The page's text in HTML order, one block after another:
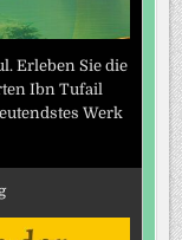
Erleben Sie die
Ibn Tufail
Werk